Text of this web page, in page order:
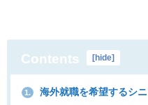
Contents hide
1. 海外就職を希望するシ